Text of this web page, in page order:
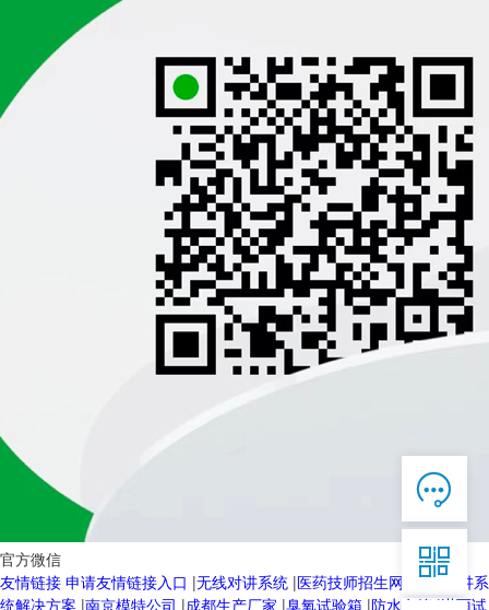
官方微信
友情链接 申请友情链接入口 |无线对讲系统 |医药技师招生网
无线对讲系
统解决方案 |南京模特公司 |成都生产厂家 |臭氧试验箱 |防水套管|淋雨试


服务热线
